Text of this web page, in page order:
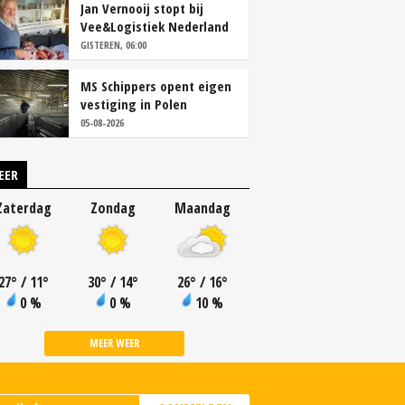
Jan Vernooij stopt bij
Vee&Logistiek Nederland
GISTEREN, 06:00
MS Schippers opent eigen
vestiging in Polen
05-08-2026
° / 11°
0 %
Zondag
30° / 14°
0 %
Maandag
26° / 16°
10 %
MEER WEER